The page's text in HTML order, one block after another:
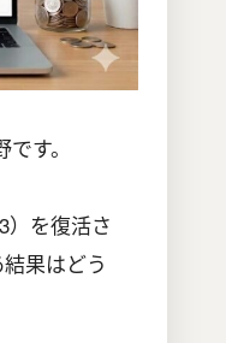
す。
）を復活さ
果はどう